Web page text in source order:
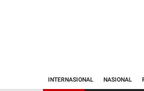
INTERNASIONAL NASIONAL